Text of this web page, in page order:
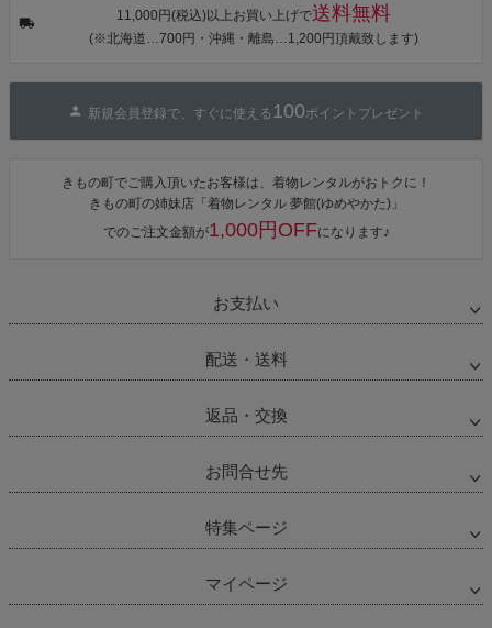
カシュクール
ワンピース 簡
単着付け 大人
11,000円(税込)以上お買い上げで送料無料
(※北海道…700円・沖縄・離島…1,200円頂戴致します)
新規会員登録で、すぐに使える 100ポイントプレゼント
きもの町でご購入頂いたお客様は、着物レンタルがおトクに！
きもの町の姉妹店「着物レンタル 夢館(ゆめやかた)」
でのご注文金額が1,000円OFFになります♪
お支払い
配送・送料
返品・交換
お問合せ先
特集ページ
マイページ